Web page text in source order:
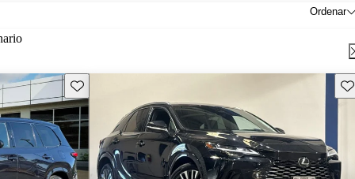
Ordenar
Guarda este Aviso